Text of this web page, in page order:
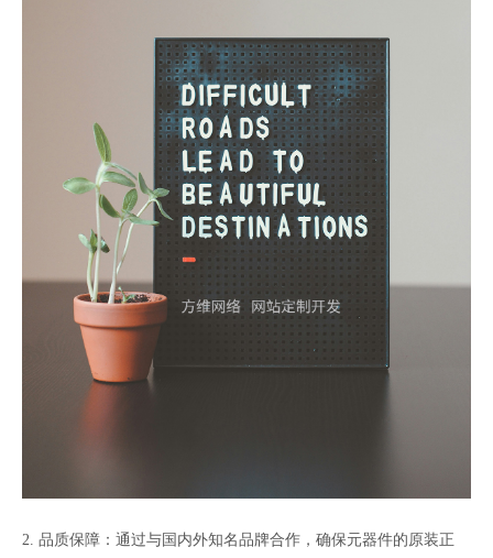
2. 品质保障：通过与国内外知名品牌合作，确保元器件的原装正